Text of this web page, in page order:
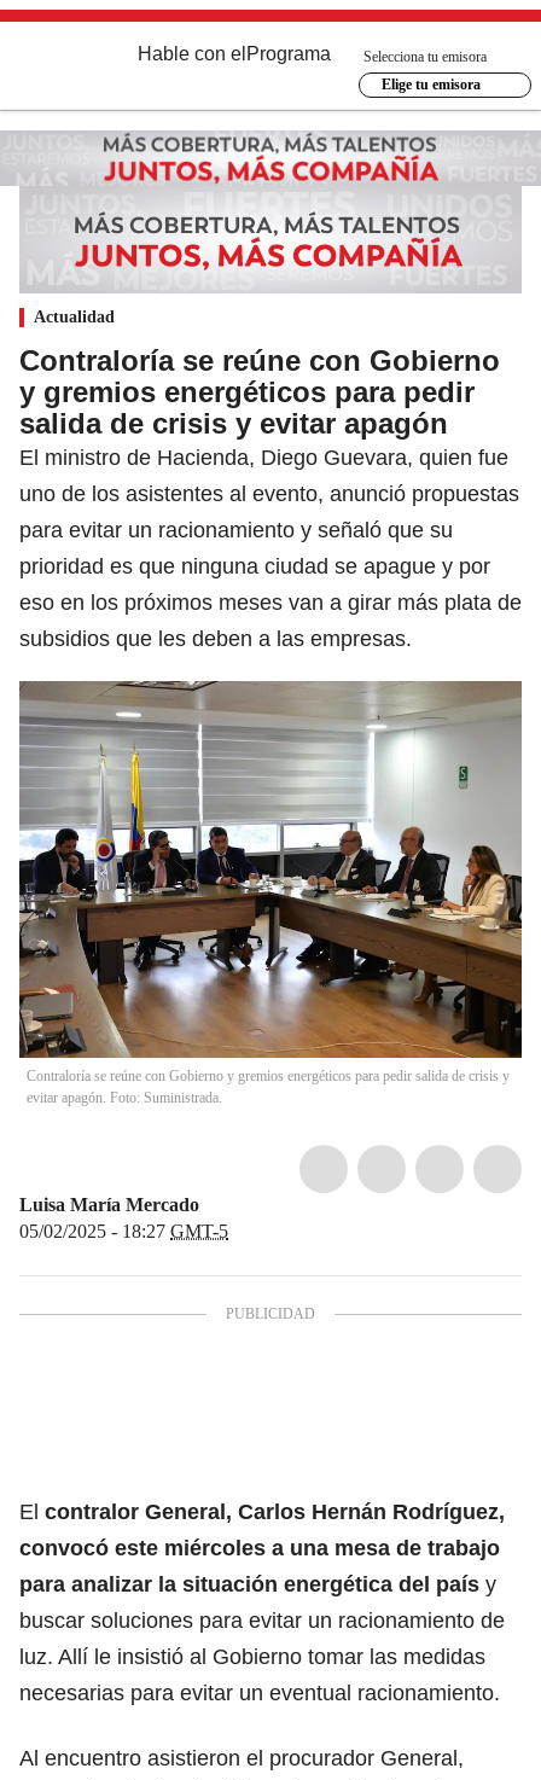
Hable con el Programa
Selecciona tu emisora
Elige tu emisora
Actualidad
Contraloría se reúne con Gobierno
y gremios energéticos para pedir
salida de crisis y evitar apagón
El ministro de Hacienda, Diego Guevara, quien fue
uno de los asistentes al evento, anunció propuestas
para evitar un racionamiento y señaló que su
prioridad es que ninguna ciudad se apague y por
eso en los próximos meses van a girar más plata de
subsidios que les deben a las empresas.
Contraloría se reúne con Gobierno y gremios energéticos para pedir salida de crisis y
evitar apagón. Foto: Suministrada.
Luisa María Mercado
05/02/2025 - 18:27 GMT-5
El contralor General, Carlos Hernán Rodríguez,
convocó este miércoles a una mesa de trabajo
para analizar la situación energética del país y
buscar soluciones para evitar un racionamiento de
luz. Allí le insistió al Gobierno tomar las medidas
necesarias para evitar un eventual racionamiento.
Al encuentro asistieron el procurador General,